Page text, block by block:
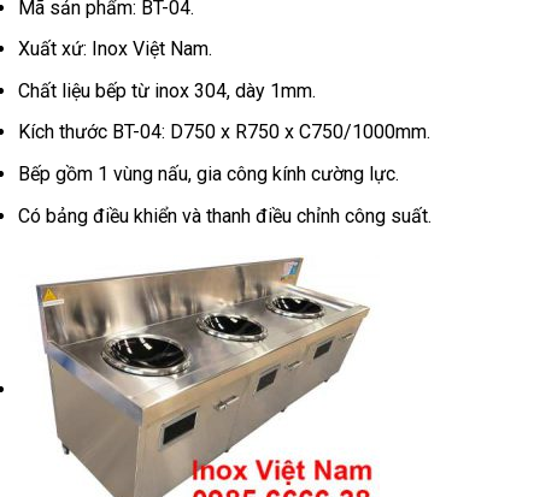
Mã sản phẩm: BT-04.
Xuất xứ: Inox Việt Nam.
Chất liệu bếp từ inox 304, dày 1mm.
Kích thước BT-04: D750 x R750 x C750/1000mm.
Bếp gồm 1 vùng nấu, gia công kính cường lực.
Có bảng điều khiển và thanh điều chỉnh công suất.